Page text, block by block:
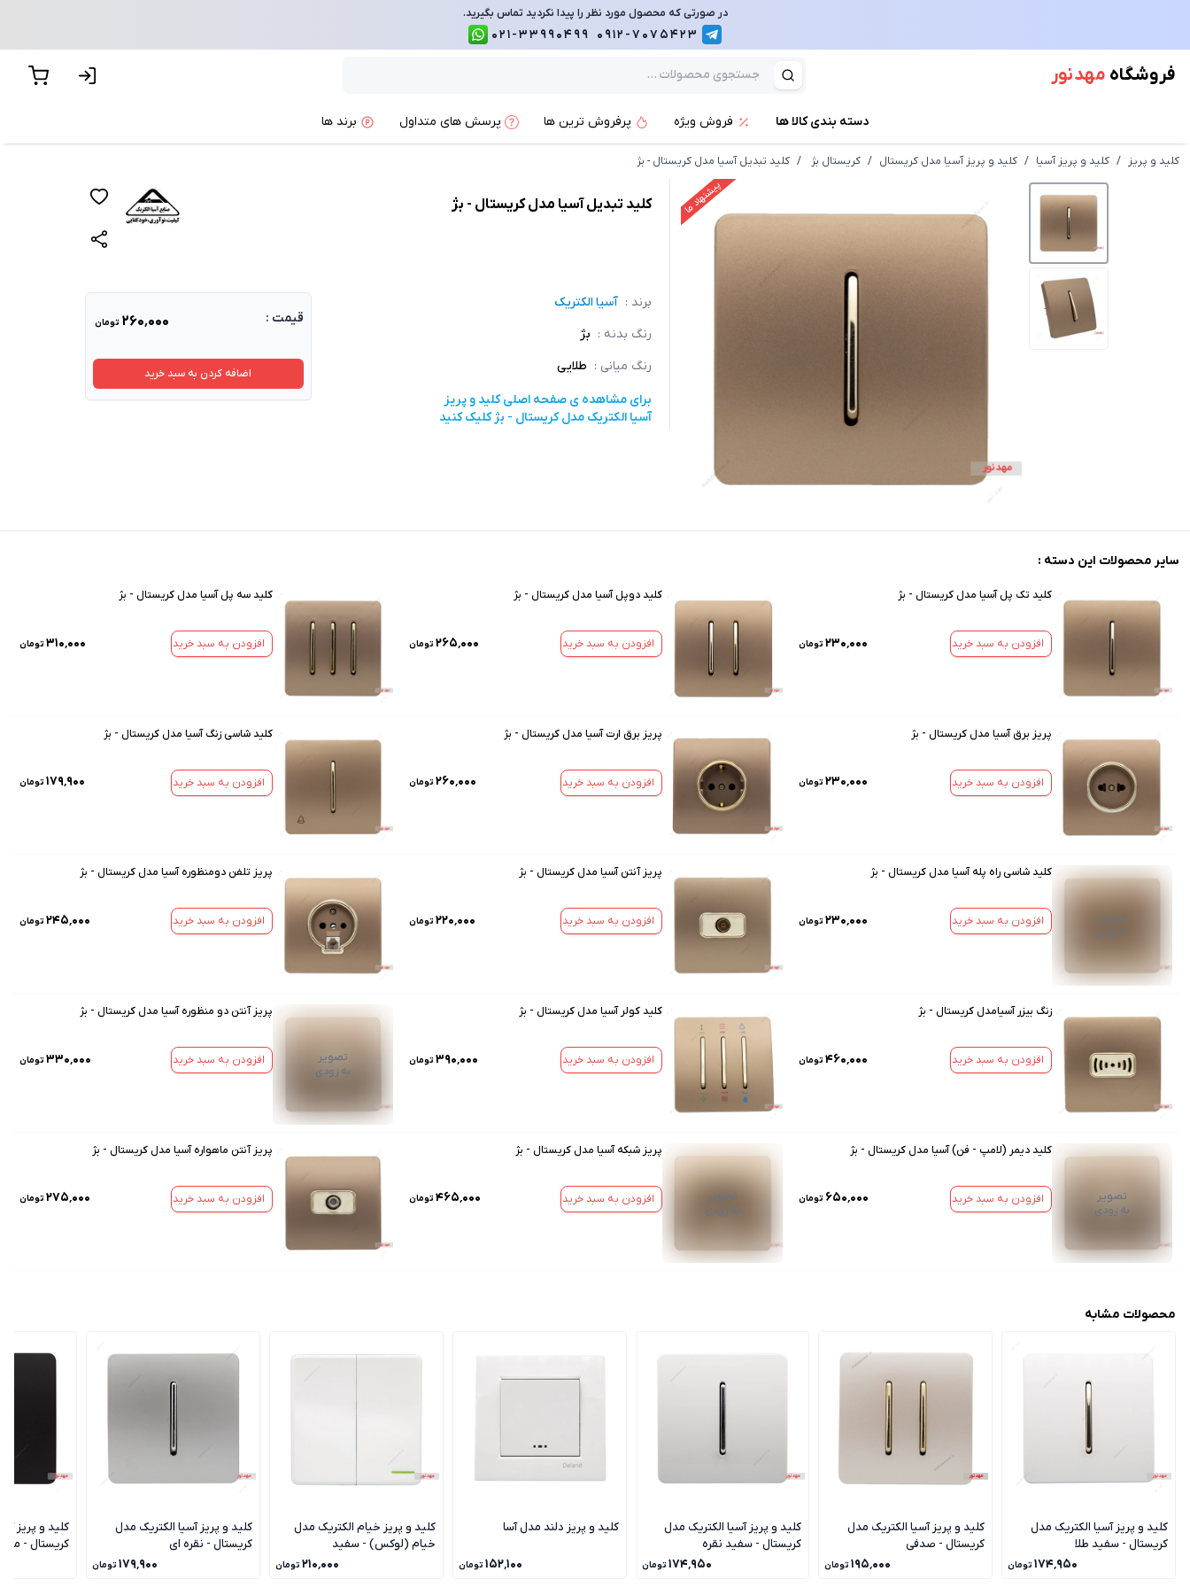
در صورتی که محصول مورد نظر را پیدا نکردید تماس بگیرید.
0912-7075423
021-33990499
فروشگاه مهد نور
دسته بندی کالا ها فروش ویژه پرفروش ترین ها پرسش های متداول برند ها
کلید و پریز / کلید و پریز آسیا / کلید و پریز آسیا مدل کریستال / کریستال بژ / کلید تبدیل آسیا مدل کریستال - بژ
پیشنهاد ما کلید تبدیل آسیا مدل کریستال - بژ
قیمت : ۲۶۰٬۰۰۰ تومان
اضافه کردن به سبد خرید
برند : آسیا الکتریک
رنگ بدنه : بژ
رنگ میانی : طلایی
برای مشاهده ی صفحه اصلیکلید و پریز
آسیا الکتریک مدل کریستال - بژ کلیک کنید
سایر محصولات این دسته :
کلید تک پل آسیا مدل کریستال - بژ
افزودن به سبد خرید ۲۳۰٬۰۰۰ تومان
کلید دوپل آسیا مدل کریستال - بژ
افزودن به سبد خرید ۲۶۵٬۰۰۰ تومان
کلید سه پل آسیا مدل کریستال - بژ
افزودن به سبد خرید ۳۱۰٬۰۰۰ تومان
پریز برق آسیا مدل کریستال - بژ
افزودن به سبد خرید ۲۳۰٬۰۰۰ تومان
پریز برق ارت آسیا مدل کریستال - بژ
افزودن به سبد خرید ۲۶۰٬۰۰۰ تومان
کلید شاسی زنگ آسیا مدل کریستال - بژ
افزودن به سبد خرید ۱۷۹٬۹۰۰ تومان
تصویر
به زودی
کلید شاسی راه پله آسیا مدل کریستال - بژ
افزودن به سبد خرید ۲۳۰٬۰۰۰ تومان
پریز آنتن آسیا مدل کریستال - بژ
افزودن به سبد خرید ۲۲۰٬۰۰۰ تومان
پریز تلفن دومنظوره آسیا مدل کریستال - بژ
افزودن به سبد خرید ۲۴۵٬۰۰۰ تومان
زنگ بیزر آسیامدل کریستال - بژ
افزودن به سبد خرید ۴۶۰٬۰۰۰ تومان
کلید کولر آسیا مدل کریستال - بژ
افزودن به سبد خرید ۳۹۰٬۰۰۰ تومان
تصویر
به زودی
پریز آنتن دو منظوره آسیا مدل کریستال - بژ
افزودن به سبد خرید ۳۳۰٬۰۰۰ تومان
تصویر
به زودی
کلید دیمر (لامپ - فن) آسیا مدل کریستال - بژ
افزودن به سبد خرید ۶۵۰٬۰۰۰ تومان
تصویر
به زودی
پریز شبکه آسیا مدل کریستال - بژ
افزودن به سبد خرید ۴۶۵٬۰۰۰ تومان
پریز آنتن ماهواره آسیا مدل کریستال - بژ
افزودن به سبد خرید ۲۷۵٬۰۰۰ تومان
محصولات مشابه
کلید و پریز آسیا الکتریک مدل
کریستال - سفید طلا
۱۷۴٬۹۵۰ تومان
کلید و پریز آسیا الکتریک مدل
کریستال - صدفی
۱۹۵٬۰۰۰ تومان
کلید و پریز آسیا الکتریک مدل
کریستال - سفید نقره
۱۷۴٬۹۵۰ تومان
کلید و پریز دلند مدل آسا
۱۵۲٬۱۰۰ تومان
کلید و پریز خیام الکتریک مدل
خیام (لوکس) - سفید
۲۱۰٬۰۰۰ تومان
کلید و پریز آسیا الکتریک مدل
کریستال - نقره ای
۱۷۹٬۹۰۰ تومان
کلید و پریز
کریستال -